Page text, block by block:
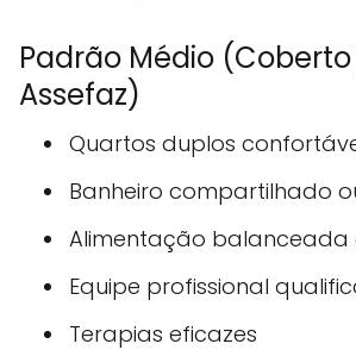
Padrão Médio
Assefaz)
Quartos duplos
Banheiro compartilhado
Alimentação balanceada
Equipe profissional
Terapias eficazes